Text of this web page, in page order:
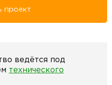
проект
ведётся под
технического